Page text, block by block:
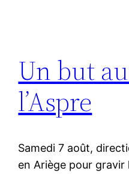
Un but
l’Aspre
Samedi 7 août,
en Ariège pour gravir